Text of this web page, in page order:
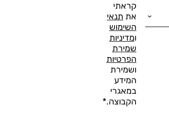
קראתי
את תנאי
השימוש
ומדיניות
שמירת
הפרטיות
ושמירת
המידע
במאגרי
הקבוצה.*